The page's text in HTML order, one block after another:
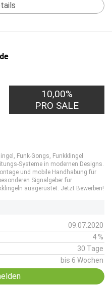
10,00%
PRO SALE
Funk-Gongs, Funkklingel
Systeme in modernen Designs.
und mobile Handhabung für
Signalgeber für
ausgerüstet. Jetzt Bewerben!
09.07.2020
4 %
30 Tage
bis 6 Wochen